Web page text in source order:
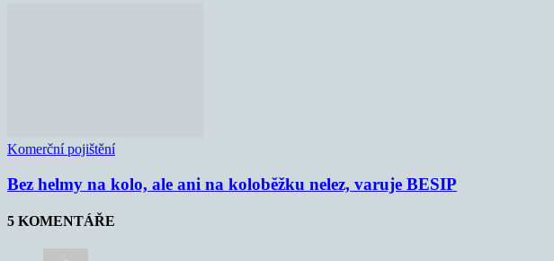
Komerční pojištění
Bez helmy na kolo, ale ani na koloběžku nelez, varuje BESIP
5 KOMENTÁŘE